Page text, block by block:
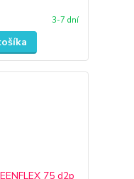
3-7 dní